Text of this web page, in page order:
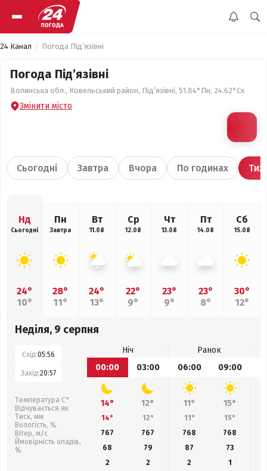
24 Канал Погода Під’язівні
Погода Під’язівні
Волинська обл., Ковельський район, Під’язівні, 51.84°Пн, 24.62°Сх
Змінити місто
Сьогодні Завтра Вчора По годинах
Нд
Сьогодні
24°
10°
Пн
Завтра
28°
11°
Вт
11.08
24°
13°
Ср
12.08
22°
9°
Чт
13.08
23°
9°
Пт
14.08
23°
8°
Сб
15.08
30°
12°
Неділя, 9 серпня
Схід:05:56
Захід:20:57
Температура С°
Відчувається як
Тиск, мм
Вологість, %
Вітер, м/с
Ймовірність опадів,
%
Ніч
Ранок
00:00
03:00 06:00 09:00
14° 12° 11° 15°
14° 12° 11° 15°
767
767 768 768
68
79 87 73
2
2 2
1